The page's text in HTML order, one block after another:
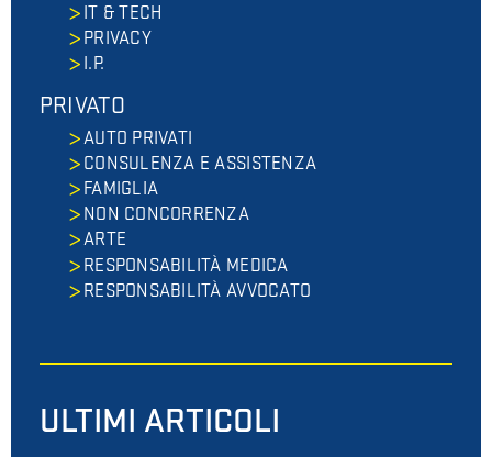
IT & TECH
PRIVACY
I.P.
PRIVATO
AUTO PRIVATI
CONSULENZA E ASSISTENZA
FAMIGLIA
NON CONCORRENZA
ARTE
RESPONSABILITÀ MEDICA
RESPONSABILITÀ AVVOCATO
ULTIMI ARTICOLI